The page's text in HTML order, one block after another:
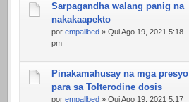
Sarpagandha walang panig na
nakakaapekto
por empallbed » Qui Ago 19, 2021 5:18
pm
Pinakamahusay na mga presyo
para sa Tolterodine dosis
por empallbed » Qui Ago 19, 2021 5:17